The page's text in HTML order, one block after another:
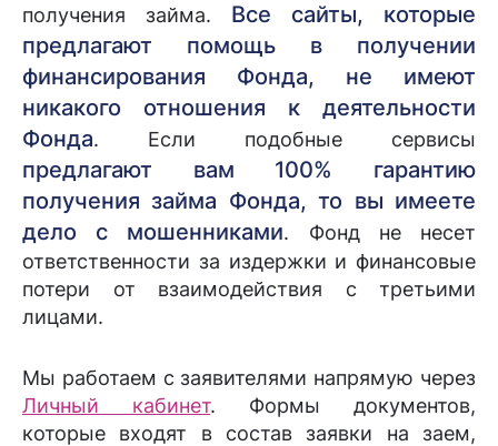
получения займа. Все сайты, которые
предлагают помощь в получении
финансирования Фонда, не имеют
никакого отношения к деятельности
Фонда. Если подобные сервисы
предлагают вам 100% гарантию
получения займа Фонда, то вы имеете
дело с мошенниками. Фонд не несет
ответственности за издержки и финансовые
потери от взаимодействия с третьими
лицами.
Мы работаем с заявителями напрямую через
Личный кабинет. Формы документов,
которые входят в состав заявки на заем,